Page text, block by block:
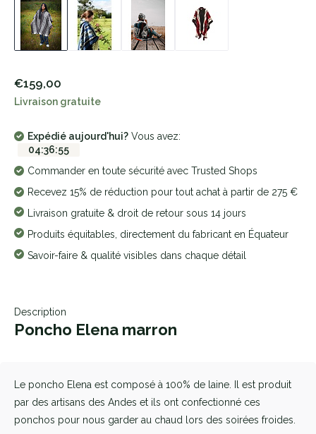
€159,00
Livraison gratuite
Expédié aujourd'hui? Vous avez:
04:36:54
Commander en toute sécurité avec Trusted Shops
Recevez 15% de réduction pour tout achat à partir de 275 €
Livraison gratuite & droit de retour sous 14 jours
Produits équitables, directement du fabricant en Équateur
Savoir-faire & qualité visibles dans chaque détail
Description
Poncho Elena marron
Le poncho Elena est composé à 100% de laine. Il est produit
par des artisans des Andes et ils ont confectionné ces
ponchos pour nous garder au chaud lors des soirées froides.